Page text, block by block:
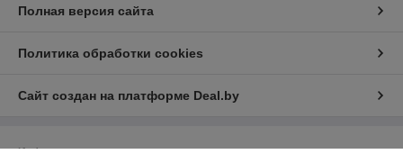
Полная версия сайта
Политика обработки cookies
Сайт создан на платформе Deal.by
Информация для покупателя